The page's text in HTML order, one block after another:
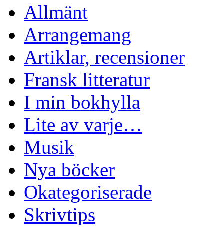
Allmänt
Arrangemang
Artiklar, recensioner
Fransk litteratur
I min bokhylla
Lite av varje…
Musik
Nya böcker
Okategoriserade
Skrivtips